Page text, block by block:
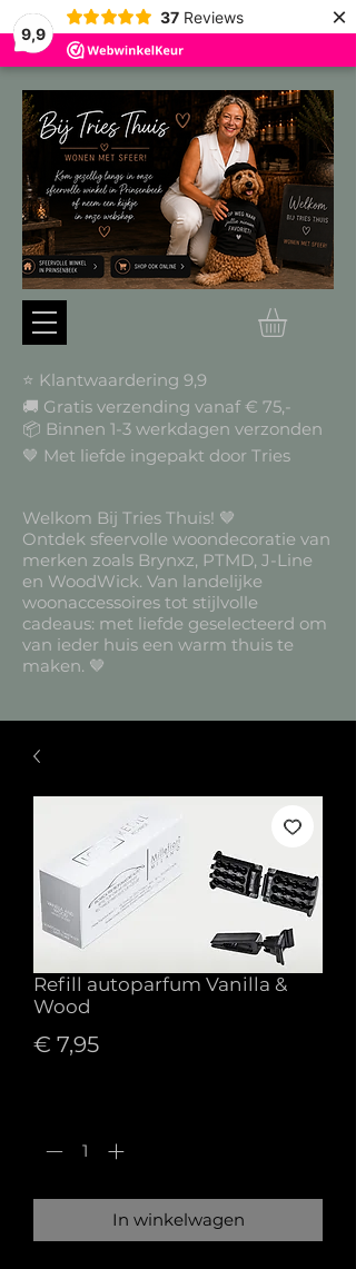
9,9
37 Reviews ×
⭐ Klantwaardering 9,9
🚚 Gratis verzending vanaf € 75,-
📦 Binnen 1-3 werkdagen verzonden
🤎 Met liefde ingepakt door Tries
Welkom Bij Tries Thuis! 🤎
Ontdek sfeervolle woondecoratie van
merken zoals Brynxz, PTMD, J-Line
en WoodWick. Van landelijke
woonaccessoires tot stijlvolle
cadeaus: met liefde geselecteerd om
van ieder huis een warm thuis te
maken. 🤎
Refill autoparfum Vanilla &
Wood
€ 7,95Prijs
In winkelwagen